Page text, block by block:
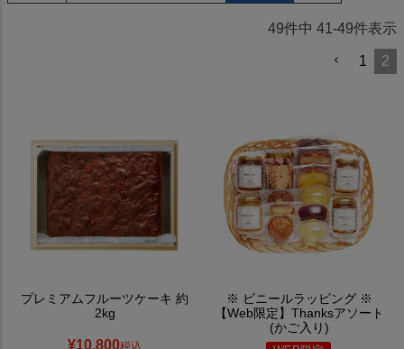
49件中 41 -49件表示
1 2
プレミアムフルーツケーキ 約
2kg
¥10,800税込
※ ビニールラッピング ※
【Web限定】Thanksアソート
(かご入り)